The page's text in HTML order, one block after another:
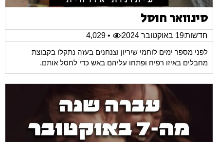
סינוואר חוסל
חדשות19 באוקטובר 2024
• 4,029
לפני מספר ימים לוחמי שיריון וצנחנים בעזה נתקלו בקבוצת
מחבלים באיזו רפיח ופתחו עליהם באש כדי לחסל אותם.